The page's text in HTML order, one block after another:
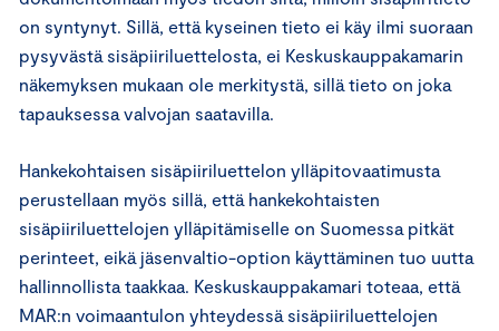
on syntynyt. Sillä, että kyseinen tieto ei käy ilmi suoraan
pysyvästä sisäpiiriluettelosta, ei Keskuskauppakamarin
näkemyksen mukaan ole merkitystä, sillä tieto on joka
tapauksessa valvojan saatavilla.
Hankekohtaisen sisäpiiriluettelon ylläpitovaatimusta
perustellaan myös sillä, että hankekohtaisten
sisäpiiriluettelojen ylläpitämiselle on Suomessa pitkät
perinteet, eikä jäsenvaltio-option käyttäminen tuo uutta
hallinnollista taakkaa. Keskuskauppakamari toteaa, että
MAR:n voimaantulon yhteydessä sisäpiiriluettelojen